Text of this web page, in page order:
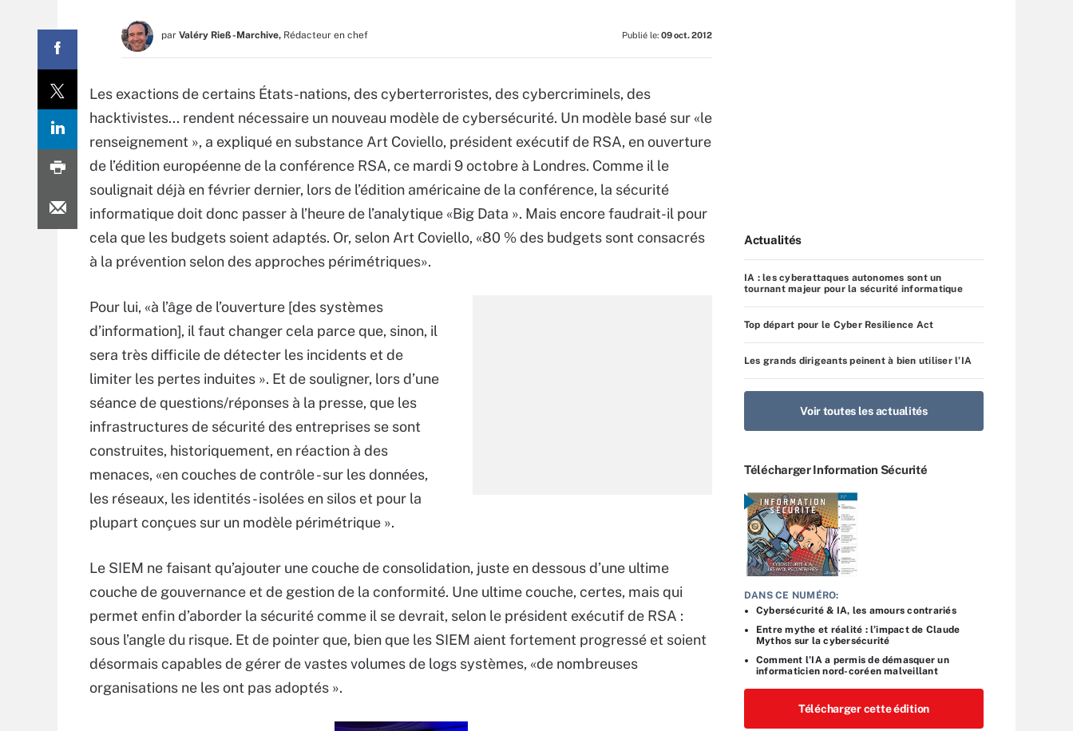
par Valéry Rieß-Marchive, Rédacteur en chef Publié le: 09 oct. 2012
Les exactions de certains États-nations, des cyberterroristes, des cybercriminels, des
hacktivistes... rendent nécessaire un nouveau modèle de cybersécurité. Un modèle basé sur «le
renseignement », a expliqué en substance Art Coviello, président exécutif de RSA, en ouverture
de l’édition européenne de la conférence RSA, ce mardi 9 octobre à Londres. Comme il le
soulignait déjà en février dernier, lors de l’édition américaine de la conférence, la sécurité
informatique doit donc passer à l’heure de l’analytique «Big Data ». Mais encore faudrait-il pour
cela que les budgets soient adaptés. Or, selon Art Coviello, «80 % des budgets sont consacrés
à la prévention selon des approches périmétriques».
Pour lui, «à l’âge de l’ouverture [des systèmes
d’information], il faut changer cela parce que, sinon, il
sera très difficile de détecter les incidents et de
limiter les pertes induites ». Et de souligner, lors d’une
séance de questions/réponses à la presse, que les
infrastructures de sécurité des entreprises se sont
construites, historiquement, en réaction à des
menaces, «en couches de contrôle - sur les données,
les réseaux, les identités - isolées en silos et pour la
plupart conçues sur un modèle périmétrique ».
Le SIEM ne faisant qu’ajouter une couche de consolidation, juste en dessous d’une ultime
couche de gouvernance et de gestion de la conformité. Une ultime couche, certes, mais qui
permet enfin d’aborder la sécurité comme il se devrait, selon le président exécutif de RSA :
sous l’angle du risque. Et de pointer que, bien que les SIEM aient fortement progressé et soient
désormais capables de gérer de vastes volumes de logs systèmes, «de nombreuses
organisations ne les ont pas adoptés ».
Actualités
IA : les cyberattaques autonomes sont un
tournant majeur pour la sécurité informatique
Top départ pour le Cyber Resilience Act
Les grands dirigeants peinent à bien utiliser l’IA
Voir toutes les actualités
Télécharger Information Sécurité
DANS CE NUMÉRO:
Cybersécurité & IA, les amours contrariés
Entre mythe et réalité : l’impact de Claude
Mythos sur la cybersécurité
Comment l’IA a permis de démasquer un
informaticien nord-coréen malveillant
Télécharger cette édition